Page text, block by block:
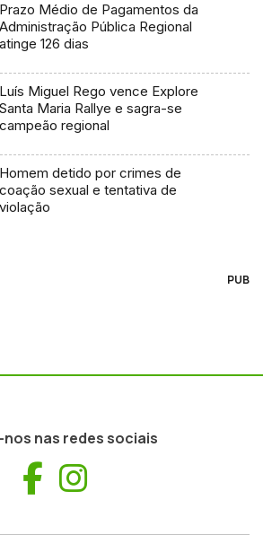
Prazo Médio de Pagamentos da
Administração Pública Regional
atinge 126 dias
Luís Miguel Rego vence Explore
Santa Maria Rallye e sagra-se
campeão regional
Homem detido por crimes de
coação sexual e tentativa de
violação
PUB
nas redes sociais
Facebook